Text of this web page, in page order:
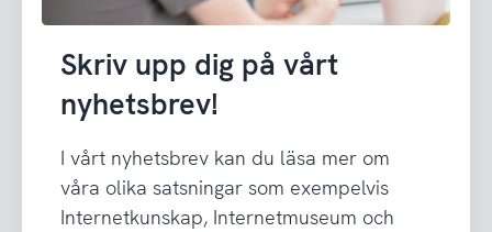
Skriv upp dig på vårt
nyhetsbrev!
I vårt nyhetsbrev kan du läsa mer om
våra olika satsningar som exempelvis
Internetkunskap, Internetmuseum och